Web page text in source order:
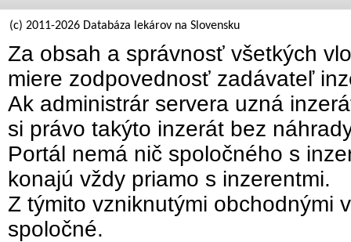
(c) 2011-2026 Databáza lekárov na Slovensku
Za obsah a správnosť všetkých
miere zodpovednosť zadávateľ
Ak administrár servera uzná
si právo takýto inzerát bez
Portál nemá nič spoločného s
konajú vždy priamo s inzerentmi.
Z týmito vzniknutými obchodnými
spoločné.